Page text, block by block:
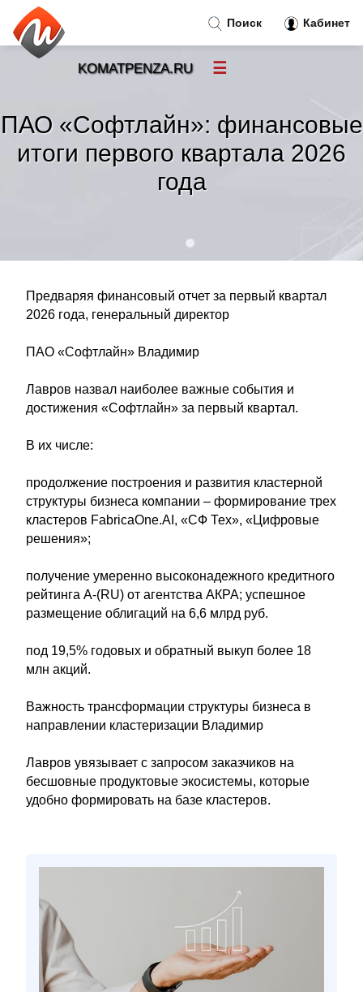
ПАО «Софтлайн»: финансовые
итоги первого квартала 2026
года
Предваряя финансовый отчет за первый квартал
2026 года, генеральный директор
ПАО «Софтлайн» Владимир
Лавров назвал наиболее важные события и
достижения «Софтлайн» за первый квартал.
В их числе:
продолжение построения и развития кластерной
структуры бизнеса компании – формирование трех
кластеров FabricaOne.AI, «СФ Тех», «Цифровые
решения»;
получение умеренно высоконадежного кредитного
рейтинга А-(RU) от агентства АКРА; успешное
размещение облигаций на 6,6 млрд руб.
под 19,5% годовых и обратный выкуп более 18
млн акций.
Важность трансформации структуры бизнеса в
направлении кластеризации Владимир
Лавров увязывает с запросом заказчиков на
бесшовные продуктовые экосистемы, которые
удобно формировать на базе кластеров.
Поиск Кабинет
KOMATPENZA.RU ☰
Новости»
Тренды новостей»